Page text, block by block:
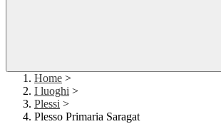
Home >
I luoghi >
Plessi >
Plesso Primaria Saragat